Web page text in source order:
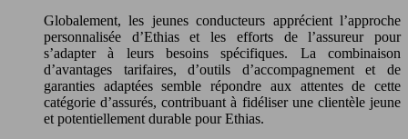
Globalement, les jeunes conducteurs apprécient l’approche
personnalisée d’Ethias et les efforts de l’assureur pour
s’adapter à leurs besoins spécifiques. La combinaison
d’avantages tarifaires, d’outils d’accompagnement et de
garanties adaptées semble répondre aux attentes de cette
catégorie d’assurés, contribuant à fidéliser une clientèle jeune
et potentiellement durable pour Ethias.